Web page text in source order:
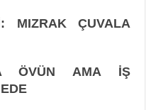
MIZRAK ÇUVALA
ÖVÜN AMA İŞ